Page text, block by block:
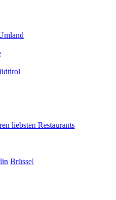
liebsten Restaurants
Brüssel